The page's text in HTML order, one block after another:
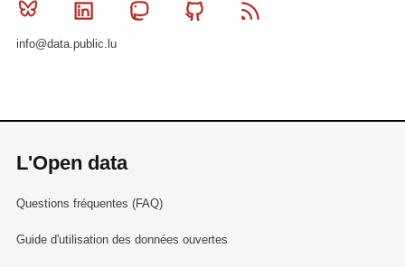
Bluesky Linkedin MastodonGithub
info@data.public.lu
L'Open data
Questions fréquentes (FAQ)
Guide d'utilisation des données ouvertes